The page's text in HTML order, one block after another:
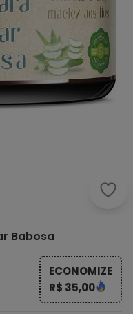
Lar
Babosa
ECONOMIZE
R$ 35,00